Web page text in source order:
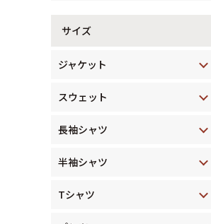
サイズ
ジャケット
スウェット
長袖シャツ
半袖シャツ
Tシャツ